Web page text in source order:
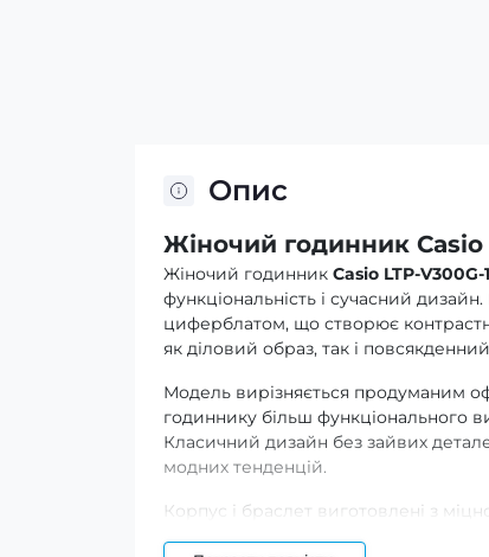
Опис
Жіночий годинник Casio
Жіночий годинник Casio LTP-V300G-
функціональність і сучасний
циферблатом, що створює
як діловий образ, так і
Модель вирізняється продуманим
годиннику більш функціонального
Класичний дизайн без зайвих
модних тенденцій.
Корпус і браслет виготовлені з